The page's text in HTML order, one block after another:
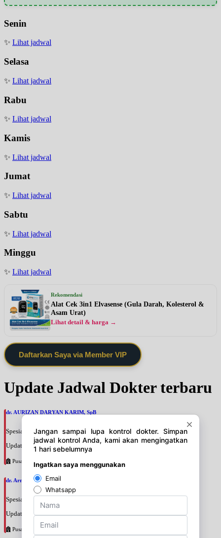
Senin
✨ Lihat jadwal
Selasa
✨ Lihat jadwal
Rabu
✨ Lihat jadwal
Kamis
✨ Lihat jadwal
Jumat
✨ Lihat jadwal
Sabtu
✨ Lihat jadwal
Minggu
✨ Lihat jadwal
Rekomendasi
Alat Cek 3in1 Elvasense (Gula Darah, Kolesterol &
Asam Urat)
Lihat detail & harga →
Daftarkan Saya via Member VIP
Update Jadwal Dokter terbaru
dr. AURIZAN DARYAN KARIM, SpB
Spesialis: Bedah Umum
Update terakhir: 2026-08-06 17:53:55
Pusat Pertamina
dr. Arman Mukhtar, SpOGKOnk
Spesialis: Bedah Onkologi
Update terakhir: 2026-08-06 17:44:01
Pusat Pertamina